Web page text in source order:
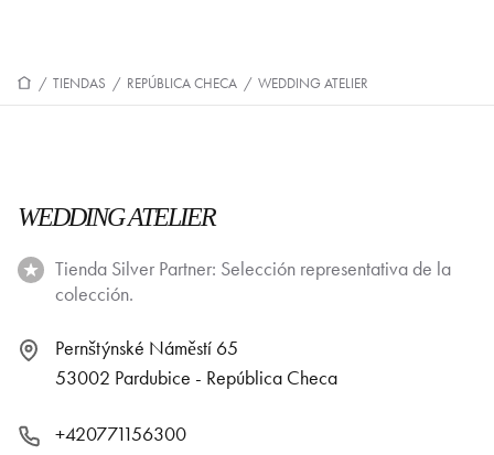
/ TIENDAS / REPÚBLICA CHECA / WEDDING ATELIER
WEDDING ATELIER
Tienda Silver Partner: Selección representativa de la
colección.
Pernštýnské Náměstí 65
53002 Pardubice - República Checa
+420771156300